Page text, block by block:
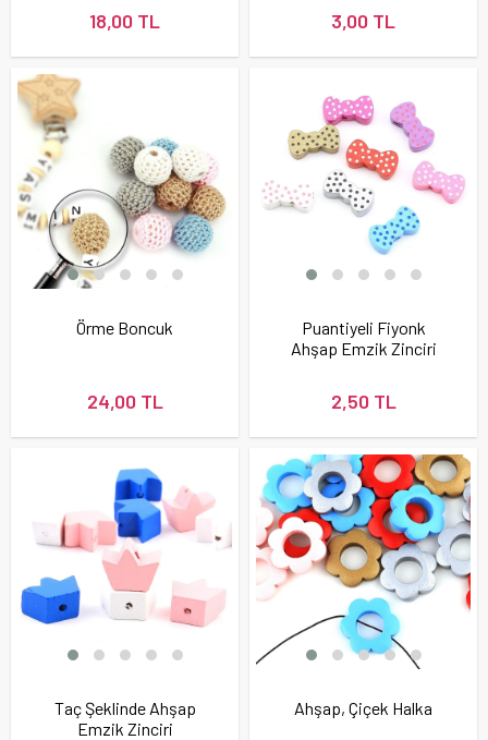
18,00 TL 3,00 TL
Örme Boncuk
24,00 TL
Puantiyeli Fiyonk
Ahşap Emzik Zinciri
2,50 TL
Taç Şeklinde Ahşap
Emzik Zinciri
Ahşap, Çiçek Halka